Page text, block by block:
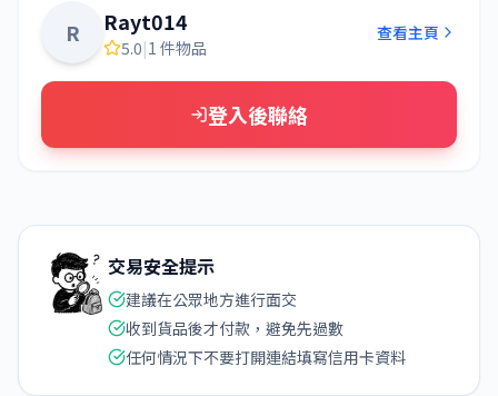
R Rayt014
5.0|1 件物品
查看主頁
登入後聯絡
交易安全提示
建議在公眾地方進行面交
收到貨品後才付款，避免先過數
任何情況下不要打開連結填寫信用卡資料